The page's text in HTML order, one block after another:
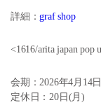
詳細：graf shop
<1616/arita japan pop
会期：2026年4月14
定休日：20日(月)